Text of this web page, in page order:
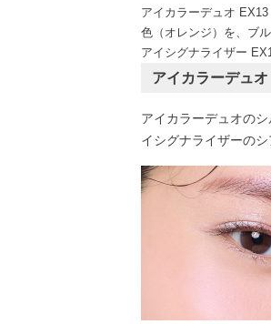
アイカラーデュオ
色（オレンジ）を、ブ
アイシグナライザー
アイカラーデュ
アイカラーデュオの
イシグナライザーの